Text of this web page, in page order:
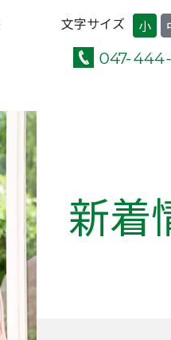
文字サイズ 小
新着